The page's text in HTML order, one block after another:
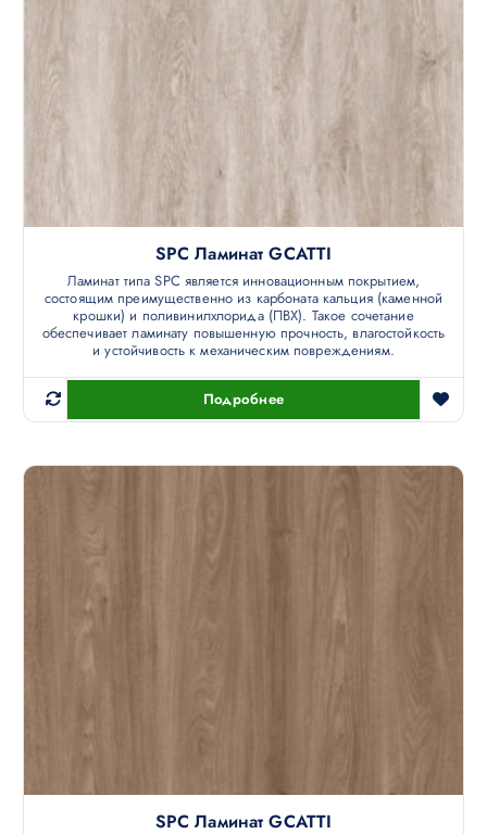
SPC Ламинат GCATTI
Ламинат типа SPC является инновационным покрытием,
состоящим преимущественно из карбоната кальция (каменной
крошки) и поливинилхлорида (ПВХ). Такое сочетание
обеспечивает ламинату повышенную прочность, влагостойкость
и устойчивость к механическим повреждениям.
Подробнее
SPC Ламинат GCATTI